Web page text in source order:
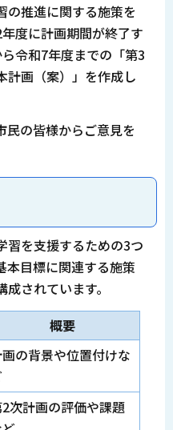
の推進に関する施策を
度に計画期間が終了す
令和7年度までの「第3
計画（案）」を作成し
民の皆様からご意見を
習を支援するための3つ
本目標に関連する施策
されています。
概要
の背景や位置付けな
次計画の評価や課題